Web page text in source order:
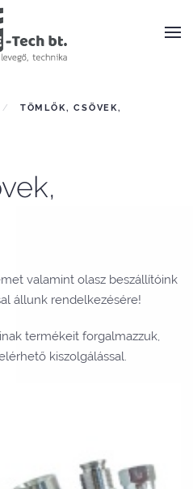
TÖMLŐK, CSÖVEK,
valamint olasz beszállítóink
állunk rendelkezésére!
termékeit forgalmazzuk,
kiszolgálással.